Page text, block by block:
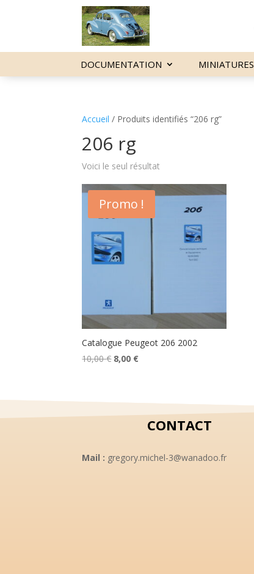
DOCUMENTATION MINIATURES
Accueil / Produits identifiés “206 rg”
206 rg
Voici le seul résultat
Promo !
Catalogue Peugeot 206 2002
10,00€ Le
était :
10,00 €.
8,00 €Le
est :
8,00 €.
CONTACT
Mail : gregory.michel-3@wanadoo.fr